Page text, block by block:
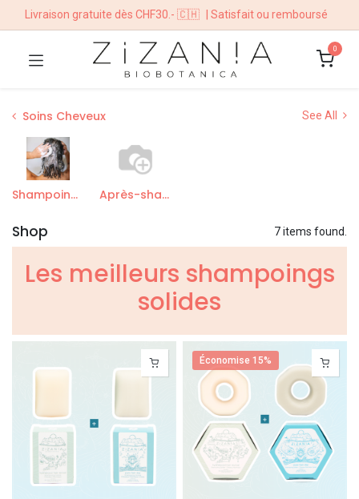
Livraison gratuite dès CHF30.- 🇨🇭 | Satisfait ou remboursé
0
Soins Cheveux See All
Shampoings Solides Après-shampoing
Shop 7 items found.
Les meilleurs shampoings
solides
Économise 15%